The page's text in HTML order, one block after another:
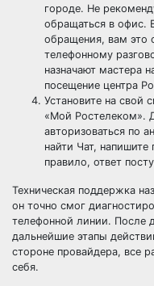
городе. Не
обращаться в офис.
обращения, вам это
телефонному
назначают мастера
посещение центра
Установите на свой
«Мой Ростелеком».
авторизоваться по
найти Чат,
правило, ответ
Техническая поддержка
он точно смог
телефонной линии. После
дальнейшие этапы
стороне провайдера, все
себя.